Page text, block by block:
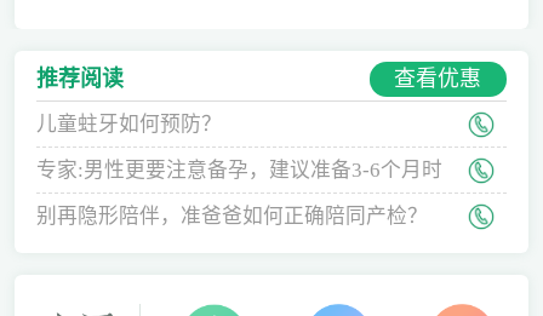
推荐阅读 查看优惠
儿童蛀牙如何预防？
专家:男性更要注意备孕，建议准备3-6个月时
间
别再隐形陪伴，准爸爸如何正确陪同产检？